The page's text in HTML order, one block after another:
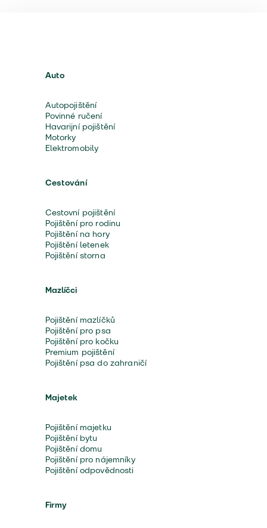
Auto
Autopojištění
Povinné ručení
Havarijní pojištění
Motorky
Elektromobily
Cestování
Cestovní pojištění
Pojištění pro rodinu
Pojištění na hory
Pojištění letenek
Pojištění storna
Mazlíčci
Pojištění mazlíčků
Pojištění pro psa
Pojištění pro kočku
Premium pojištění
Pojištění psa do zahraničí
Majetek
Pojištění majetku
Pojištění bytu
Pojištění domu
Pojištění pro nájemníky
Pojištění odpovědnosti
Firmy